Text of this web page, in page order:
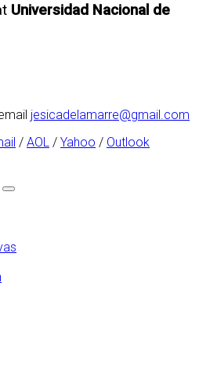
Universidad Nacional de
jesicadelamarre@gmail.com
/ AOL / Yahoo / Outlook